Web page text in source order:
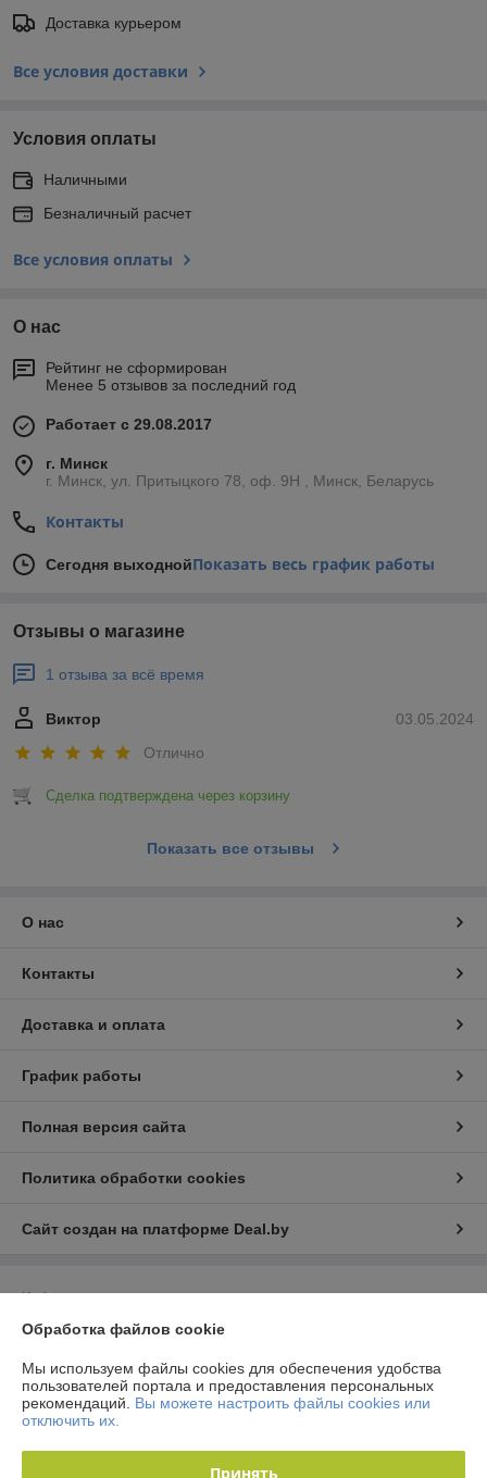
Доставка курьером
Все условия доставки
Условия оплаты
Наличными
Безналичный расчет
Все условия оплаты
О нас
Рейтинг не сформирован
Менее 5 отзывов за последний год
Работает с 29.08.2017
г. Минск
г. Минск, ул. Притыцкого 78, оф. 9Н , Минск, Беларусь
Контакты
Сегодня выходнойПоказать весь график работы
Отзывы о магазине
1 отзыва за всё время
03.05.2024
Виктор
Отлично
Сделка подтверждена через корзину
Показать все отзывы
О нас
Контакты
Доставка и оплата
График работы
Полная версия сайта
Политика обработки cookies
Сайт создан на платформе Deal.by
Информация для покупателя
Юридическое лицо:Общество с ограниченной ответственностью
г. Минск, ул. Тимошенко 8, оф 9Н
Регистрационный номер ЕГР: 192944757
Регистрационный орган: Мингорисполком
Обработка файлов cookie
Мы используем файлы cookies для обеспечения удобства
пользователей портала и предоставления персональных
рекомендаций. Вы можете настроить файлы cookies или
отключить их.
Принять